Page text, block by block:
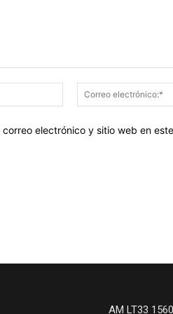
Nombre:*
correo electrónico y sitio web en
AM LT33